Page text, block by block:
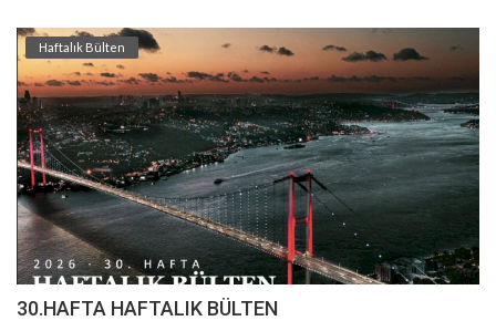
Haftalık Bülten
30.HAFTA HAFTALIK BÜLTEN